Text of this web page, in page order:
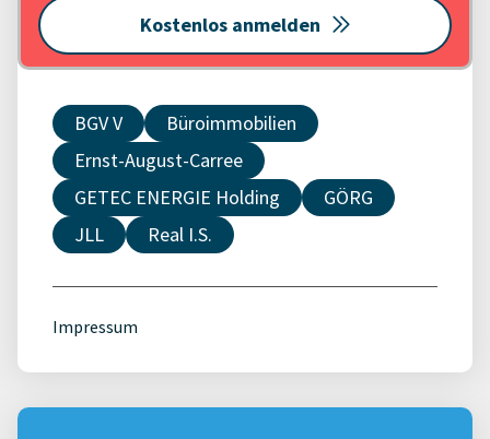
Kostenlos anmelden
BGV V
Büroimmobilien
Ernst-August-Carree
GETEC ENERGIE Holding
GÖRG
JLL
Real I.S.
Impressum